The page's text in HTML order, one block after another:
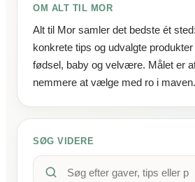
OM ALT TIL MOR
Alt til Mor samler det bedste ét
konkrete tips og udvalgte
fødsel, baby og velvære. Målet er
nemmere at vælge med ro i maven.
SØG VIDERE